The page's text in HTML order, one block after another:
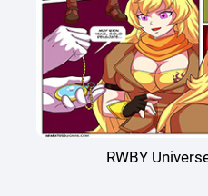
RWBY